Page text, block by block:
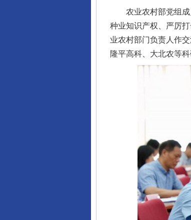
农业农村部党组成
种业知识产权、严厉
业农村部门负责人作
隆平高科、大北农等
完善运行机制助力
东山县通报“牛蛙产品